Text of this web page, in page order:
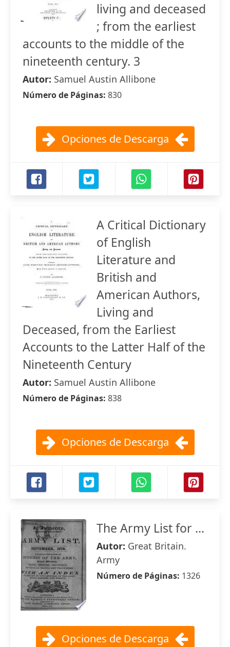
living and deceased
; from the earliest
accounts to the middle of the
nineteenth century. 3
Autor: Samuel Austin Allibone
Número de Páginas: 830
Opciones de Descarga
A Critical Dictionary
of English
Literature and
British and
American Authors,
Living and
Deceased, from the Earliest
Accounts to the Latter Half of the
Nineteenth Century
Autor: Samuel Austin Allibone
Número de Páginas: 838
Opciones de Descarga
The Army List for ...
Autor: Great Britain.
Army
Número de Páginas: 1326
Opciones de Descarga